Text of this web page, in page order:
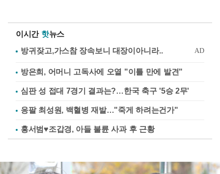
이시간 핫뉴스
방은희, 어머니 고독사에 오열 "이틀 만에 발견"
심판 성 접대 7경기 결과는?…한국 축구 '5승 2무'
응팔 최성원, 백혈병 재발…"죽게 하려는건가"
홍서범♥조갑경, 아들 불륜 사과 후 근황